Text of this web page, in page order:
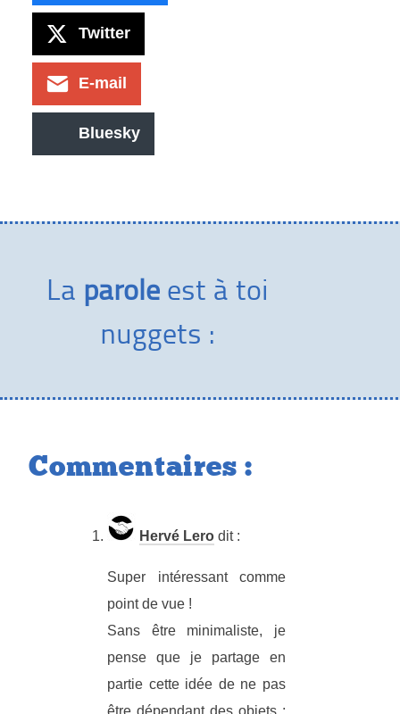
Twitter
E-mail
Bluesky
La paroleest à toi
nuggets :
Commentaires :
Hervé Lero dit :
Super intéressant comme
point de vue !
Sans être minimaliste, je
pense que je partage en
partie cette idée de ne pas
être dépendant des objets :